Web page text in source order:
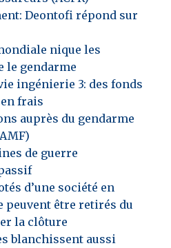
Deontofi répond sur
nique les
le gendarme
ingénierie 3: des fonds
frais
auprès du gendarme
de guerre
d’une société en
être retirés du
la clôture
blanchissent aussi